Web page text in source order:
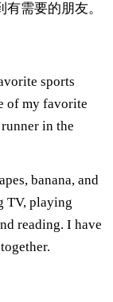
需要的朋友。
sports
of my favorite
in the
banana, and
TV, playing
reading. I have